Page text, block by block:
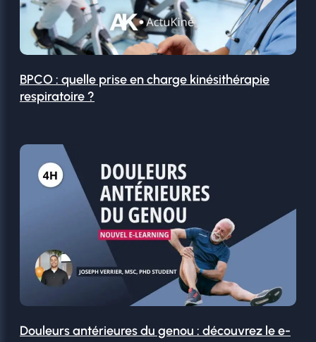
BPCO : quelle prise en charge kinésithérapie
respiratoire ?
Douleurs antérieures du genou : découvrez le e-